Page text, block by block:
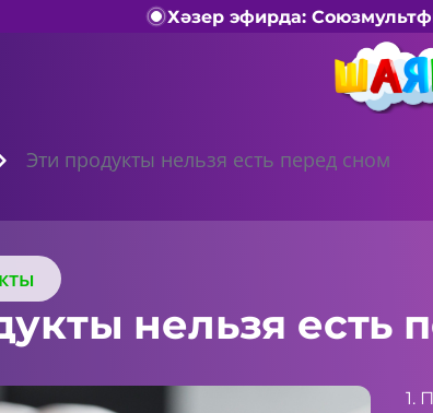
Хәзер эфирда:
Эти продукты нельзя есть перед сном
нельзя есть
1.